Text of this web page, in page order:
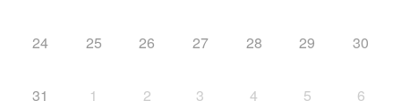
24 25 26 27 28 29 30
31 1 2 3 4 5 6